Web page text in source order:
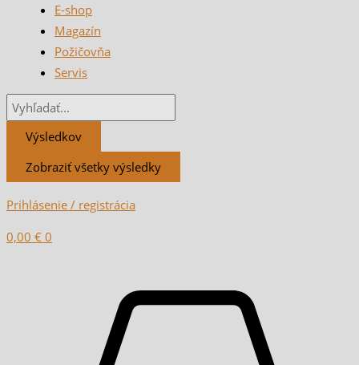
E-shop
Magazín
Požičovňa
Servis
Výsledkov
Zobraziť všetky výsledky
Prihlásenie / registrácia
0,00 € 0